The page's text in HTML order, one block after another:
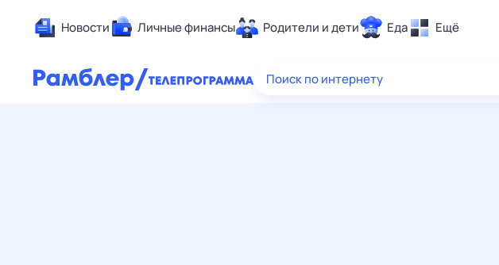
Новости Личные финансы Родители и дети Еда Ещё
Здоровье
Поиск по интернету